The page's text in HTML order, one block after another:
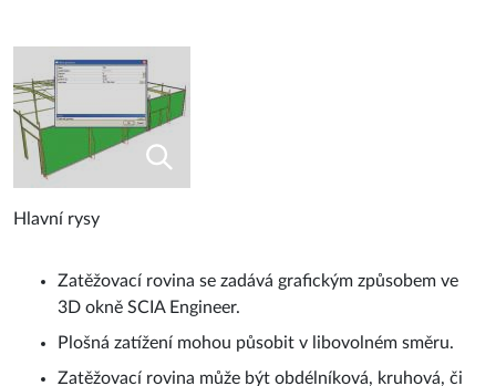
Hlavní rysy
Zatěžovací rovina se zadává grafickým způsobem ve
3D okně SCIA Engineer.
Plošná zatížení mohou působit v libovolném směru.
Zatěžovací rovina může být obdélníková, kruhová, či